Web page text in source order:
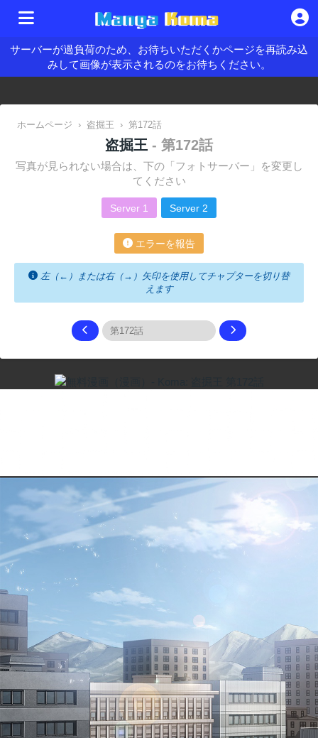
サーバーが過負荷のため、お待ちいただくかページを再読み込
みして画像が表示されるのをお待ちください。
ホームページ › 盗掘王 › 第172話
盗掘王 - 第172話
写真が見られない場合は、下の「フォトサーバー」を変更し
てください
Server 1 Server 2
エラーを報告
左（←）または右（→）矢印を使用してチャプターを切り替
えます